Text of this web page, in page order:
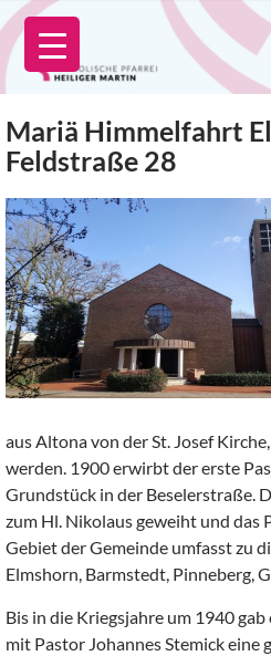
Zum
Inhalt
springen
Mariä Himmelfahrt
Feldstraße 28
aus Altona von der St. Josef
werden. 1900 erwirbt der erste
Grundstück in der Beselerstraße.
zum Hl. Nikolaus geweiht und das
Gebiet der Gemeinde umfasst zu
Elmshorn, Barmstedt, Pinneberg,
Bis in die Kriegsjahre um 1940
mit Pastor Johannes Stemick eine